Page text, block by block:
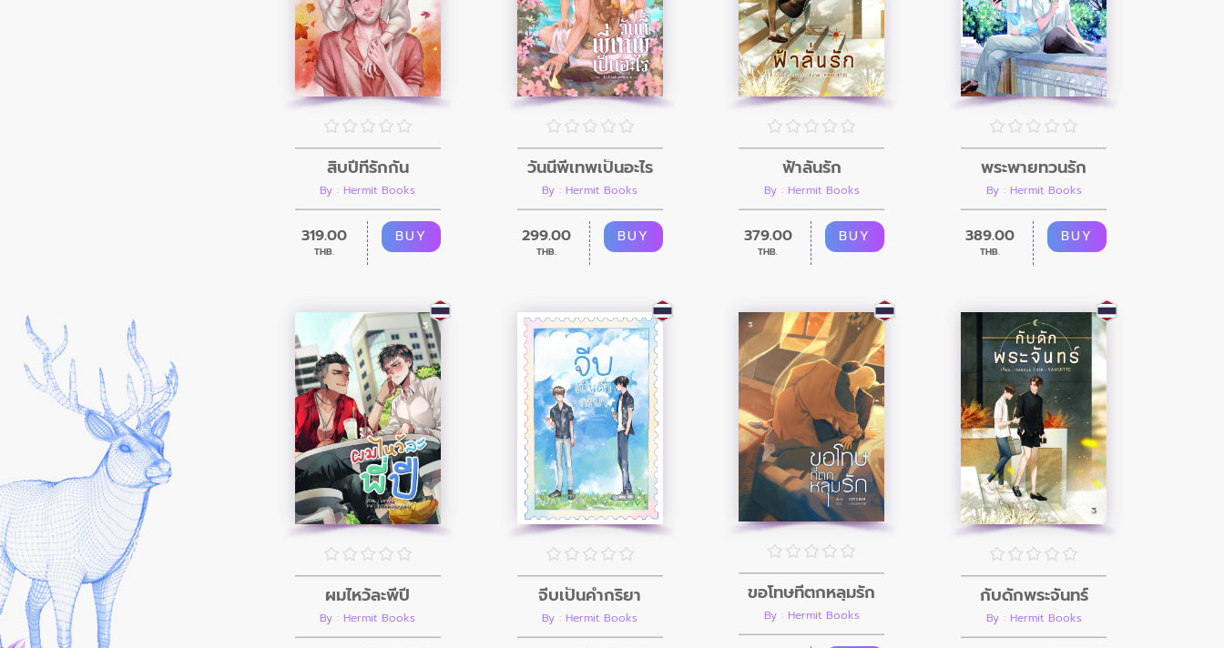
สิบปีที่รักกัน
By : Hermit Books
319.00
THB.
BUY
วันนี้พี่เทพเป็นอะไร
By : Hermit Books
299.00
THB.
BUY
ฟ้าลั่นรัก
By : Hermit Books
379.00
THB.
BUY
พระพายทวนรัก
By : Hermit Books
389.00
THB.
BUY
ผมไหว้ละพี่ปี
By : Hermit Books
จีบเป็นคำกริยา
By : Hermit Books
ขอโทษที่ตกหลุมรัก
By : Hermit Books
กับดักพระจันทร์
By : Hermit Books